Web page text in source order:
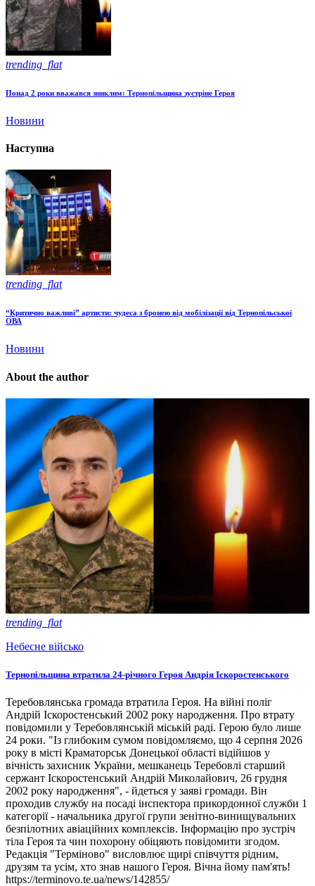
trending_flat
Понад 2 роки вважався зниклим: Тернопільщина зустріне Героя
Новини
Наступна
trending_flat
“Критично важливі” артисти: чудеса з бронею від мобілізації від Тернопільської
ОВА
Новини
About the author
trending_flat
Небесне військо
Тернопільщина втратила 24-річного Героя Андрія Іскоростенського
Теребовлянська громада втратила Героя. На війні поліг
Андрій Іскоростенський 2002 року народження. Про втрату
повідомили у Теребовлянській міській раді. Герою було лише
24 роки. "Із глибоким сумом повідомляємо, що 4 серпня 2026
року в місті Краматорськ Донецької області відійшов у
вічність захисник України, мешканець Теребовлі старший
сержант Іскоростенський Андрій Миколайович, 26 грудня
2002 року народження", - йдеться у заяві громади. Він
проходив службу на посаді інспектора прикордонної служби 1
категорії - начальника другої групи зенітно-винищувальних
безпілотних авіаційних комплексів. Інформацію про зустріч
тіла Героя та чин похорону обіцяють повідомити згодом.
Редакція "Терміново" висловлює щирі співчуття рідним,
друзям та усім, хто знав нашого Героя. Вічна йому пам'ять!
https://terminovo.te.ua/news/142855/